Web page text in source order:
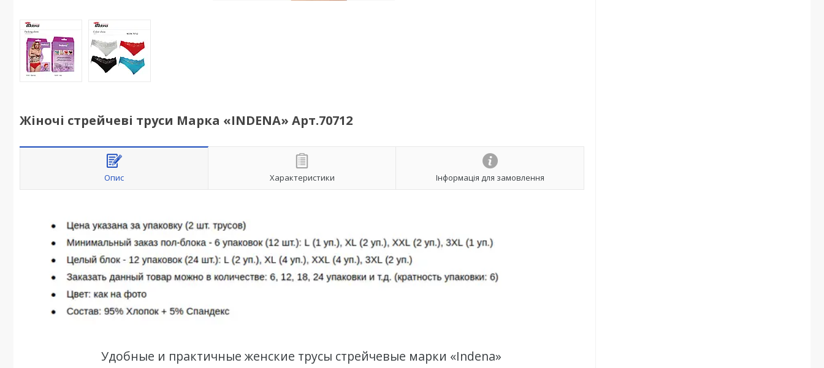
Жіночі стрейчеві труси Марка «INDENA» Арт.70712
Опис Характеристики Інформація для замовлення
Удобные и практичные женские трусы стрейчевые марки «Indena»